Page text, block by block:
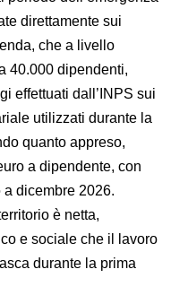
direttamente sui
che a livello
40.000 dipendenti,
effettuati dall’INPS sui
utilizzati durante la
quanto appreso,
a dipendente, con
dicembre 2026.
è netta,
e sociale che il lavoro
durante la prima